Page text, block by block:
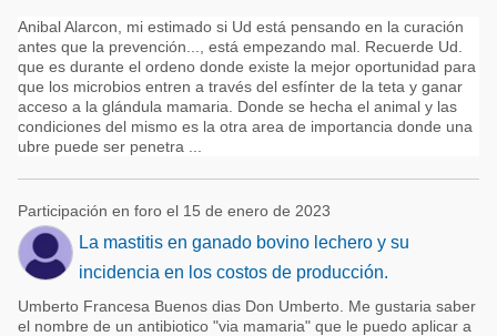
Anibal Alarcon, mi estimado si Ud está pensando en la curación
antes que la prevención..., está empezando mal. Recuerde Ud.
que es durante el ordeno donde existe la mejor oportunidad para
que los microbios entren a través del esfínter de la teta y ganar
acceso a la glándula mamaria. Donde se hecha el animal y las
condiciones del mismo es la otra area de importancia donde una
ubre puede ser penetra ...
Participación en foro el 15 de enero de 2023
La mastitis en ganado bovino lechero y su
incidencia en los costos de producción.
Umberto Francesa Buenos dias Don Umberto. Me gustaria saber
el nombre de un antibiotico "via mamaria" que le puedo aplicar a